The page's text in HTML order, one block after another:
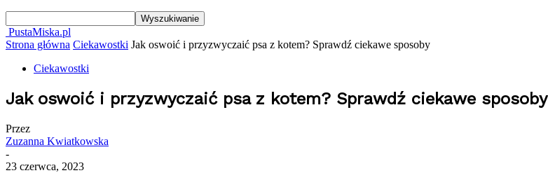
PustaMiska.pl
Strona główna Ciekawostki Jak oswoić i przyzwyczaić psa z kotem? Sprawdź ciekawe sposoby
Ciekawostki
Jak oswoić i przyzwyczaić psa z kotem? Sprawdź ciekawe sposoby
Przez
Zuzanna Kwiatkowska
-
23 czerwca, 2023